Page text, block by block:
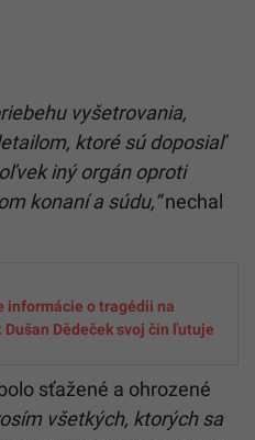
vyšetrovania,
ktoré sú doposiaľ
iný orgán oproti
konaní a súdu,“nechal
informácie o tragédii na
Dušan Dědeček svoj čin ľutuje
sťažené a ohrozené
všetkých, ktorých sa